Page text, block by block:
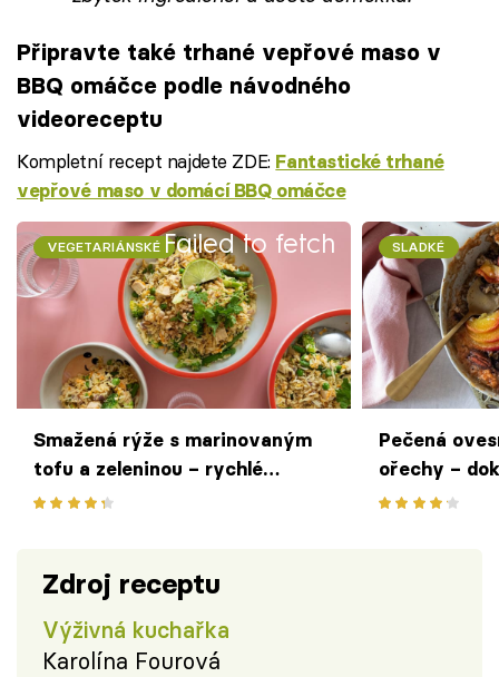
Připravte také trhané vepřové maso v
BBQ omáčce podle návodného
videoreceptu
Kompletní recept najdete ZDE: Fantastické trhané
vepřové maso v domácí BBQ omáčce
Failed to fetch
VEGETARIÁNSKÉ
Smažená rýže s marinovaným
tofu a zeleninou – rychlé
bezmasé jídlo pro všední den
SLADKÉ
Pečená
ořechy –
snídaně
Zdroj receptu
Výživná kuchařka
Karolína Fourová